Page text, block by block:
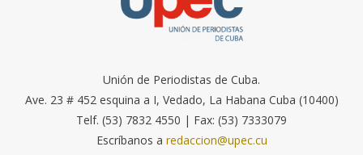
Unión de Periodistas de Cuba.
Ave. 23 # 452 esquina a I, Vedado, La Habana Cuba (10400)
Telf. (53) 7832 4550 | Fax: (53) 7333079
Escríbanos a redaccion@upec.cu